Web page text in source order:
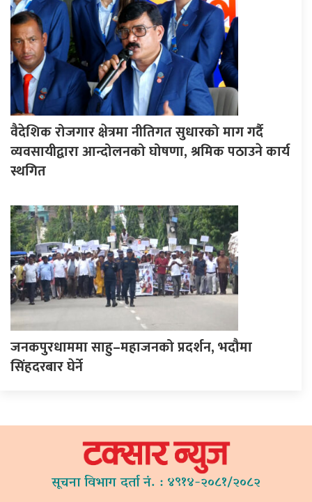
वैदेशिक रोजगार क्षेत्रमा नीतिगत सुधारको माग गर्दै
व्यवसायीद्वारा आन्दोलनको घोषणा, श्रमिक पठाउने कार्य
स्थगित
जनकपुरधाममा साहु–महाजनको प्रदर्शन, भदौमा
सिंहदरबार घेर्ने
सूचना विभाग दर्ता नं. : ४९१४-२०८१/२०८२